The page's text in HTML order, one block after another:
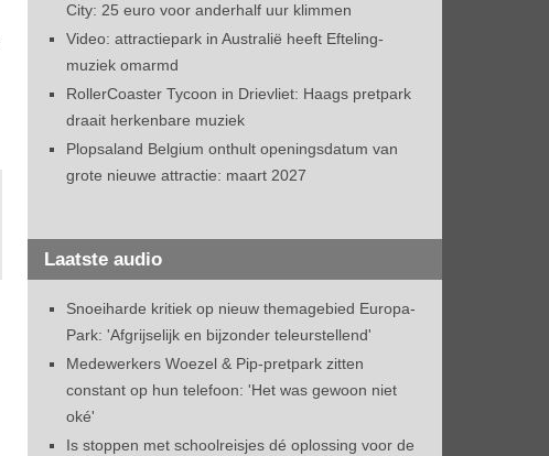
City: 25 euro voor anderhalf uur klimmen
Video: attractiepark in Australië heeft Efteling-
muziek omarmd
RollerCoaster Tycoon in Drievliet: Haags pretpark
draait herkenbare muziek
Plopsaland Belgium onthult openingsdatum van
grote nieuwe attractie: maart 2027
Laatste audio
Snoeiharde kritiek op nieuw themagebied Europa-
Park: 'Afgrijselijk en bijzonder teleurstellend'
Medewerkers Woezel & Pip-pretpark zitten
constant op hun telefoon: 'Het was gewoon niet
oké'
Is stoppen met schoolreisjes dé oplossing voor de